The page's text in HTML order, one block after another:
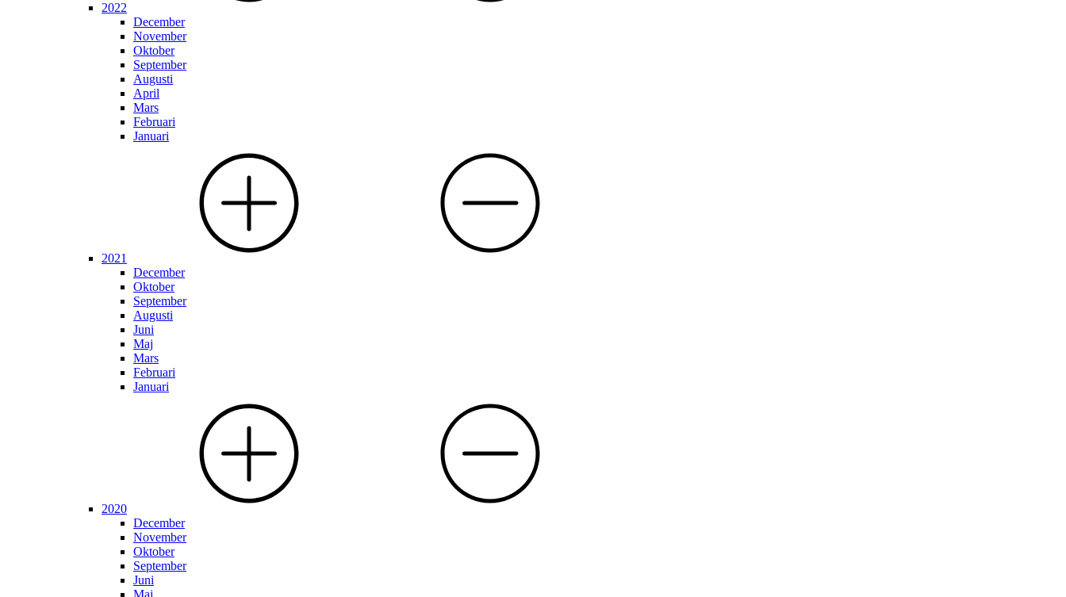
2022
December
November
Oktober
September
Augusti
April
Mars
Februari
Januari
2021
December
Oktober
September
Augusti
Juni
Maj
Mars
Februari
Januari
2020
December
November
Oktober
September
Juni
Maj